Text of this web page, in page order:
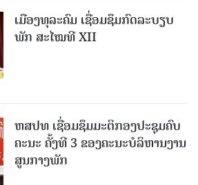
ເມືອງທຸລະຄົມ ເຊື່ອມຊຶມກົດລະບຽບ
ພັກ ສະໄໝທີ XII
ຫສປທ ເຊື່ອມຊຶມມະຕິກອງປະຊຸມຄົບ
ຄະນະ ຄັ້ງທີ 3 ຂອງຄະນະບໍລິຫານງານ
ສູນກາງພັກ